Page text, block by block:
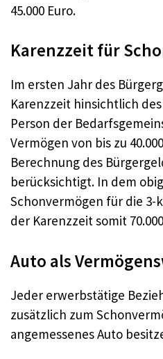
45.000 Euro.
Karenzzeit für
Im ersten Jahr des
Karenzzeit hinsichtlich
Person der
Vermögen von bis zu
Berechnung des
berücksichtigt. In dem
Schonvermögen für die 3-
der Karenzzeit somit
Auto als
Jeder erwerbstätige
zusätzlich zum
angemessenes Auto